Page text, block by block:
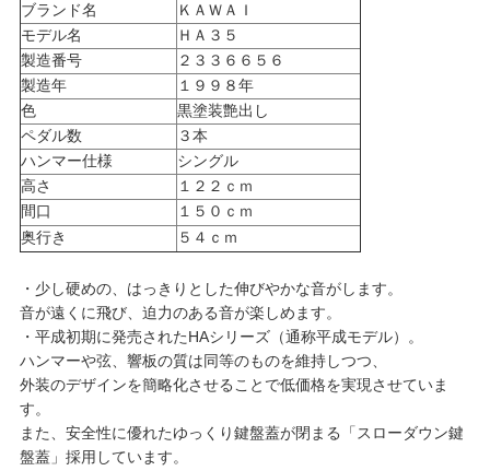
ブランド名
ＫＡＷＡＩ
モデル名
ＨＡ３５
製造番号
２３３６６５６
製造年
１９９８年
色
黒塗装艶出し
ペダル数
３本
ハンマー仕様
シングル
高さ
１２２ｃｍ
間口
１５０ｃｍ
奥行き
５４ｃｍ
・少し硬めの、はっきりとした伸びやかな音がします。
音が遠くに飛び、迫力のある音が楽しめます。
・平成初期に発売されたHAシリーズ（通称平成モデル）。
ハンマーや弦、響板の質は同等のものを維持しつつ、
外装のデザインを簡略化させることで低価格を実現させていま
す。
また、安全性に優れたゆっくり鍵盤蓋が閉まる「スローダウン鍵
盤蓋」採用しています。